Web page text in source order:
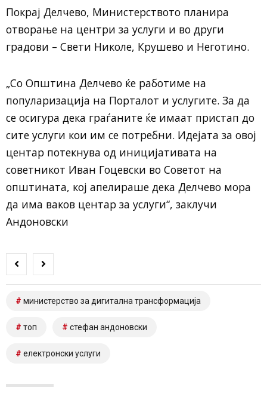
Покрај Делчево, Министерството планира
отворање на центри за услуги и во други
градови – Свети Николе, Крушево и Неготино.
„Со Општина Делчево ќе работиме на
популаризација на Порталот и услугите. За да
се осигура дека граѓаните ќе имаат пристап до
сите услуги кои им се потребни. Идејата за овој
центар потекнува од иницијативата на
советникот Иван Гоцевски во Советот на
општината, кој апелираше дека Делчево мора
да има ваков центар за услуги“, заклучи
Андоновски
министерство за дигитална трансформација
топ стефан андоновски
електронски услуги